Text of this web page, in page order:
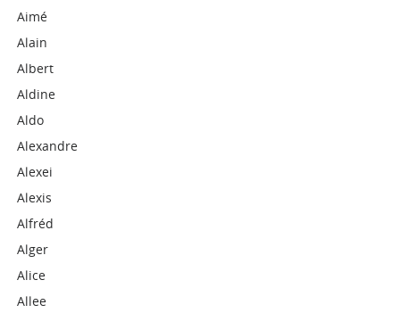
Aimé
Alain
Albert
Aldine
Aldo
Alexandre
Alexei
Alexis
Alfréd
Alger
Alice
Allee